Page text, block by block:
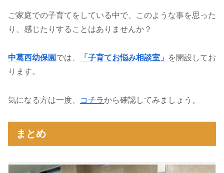
ご家庭での子育てをしている中で、このような事を思った
り、感じたりすることはありませんか？
中葛西幼保園では、 「子育てお悩み相談室」 を開設してお
ります。
気になる方は一度、 コチラから確認してみましょう。
まとめ